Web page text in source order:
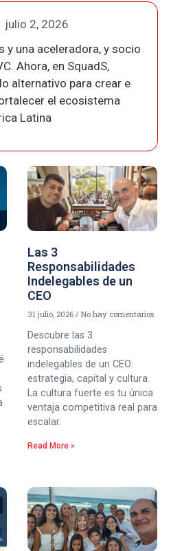
julio 2, 2026
una aceleradora, y socio
Ahora, en SquadS,
alternativo para crear e
el ecosistema
Latina
Las 3
Responsabilidades
Indelegables de un
CEO
31 julio, 2026 No hay comentarios
Descubre las 3
responsabilidades
indelegables de un CEO:
estrategia, capital y cultura.
La cultura fuerte es tu única
ventaja competitiva real para
escalar.
Read More »